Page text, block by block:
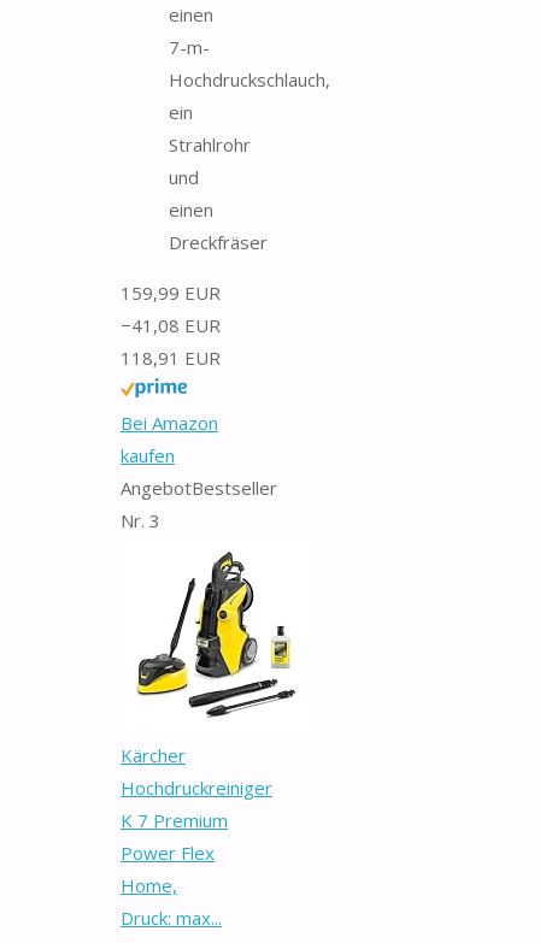
einen
7-m-
Hochdruckschlauch,
ein
Strahlrohr
und
einen
Dreckfräser
159,99 EUR
−41,08 EUR
118,91 EUR
Bei Amazon
kaufen
AngebotBestseller
Nr. 3
Kärcher
Hochdruckreiniger
K 7 Premium
Power Flex
Home,
Druck: max...